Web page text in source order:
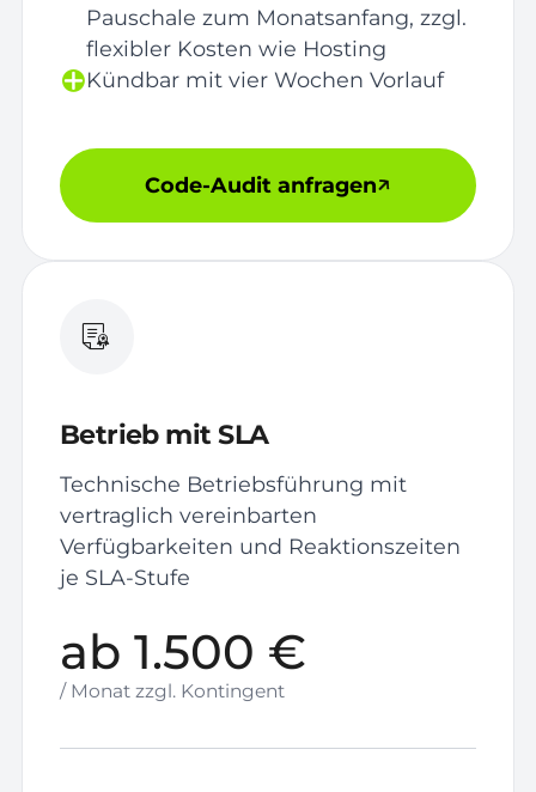
Pauschale zum Monatsanfang, zzgl.
flexibler Kosten wie Hosting
Kündbar mit vier Wochen Vorlauf
Code-Audit anfragen
Betrieb mit SLA
Technische Betriebsführung mit
vertraglich vereinbarten
Verfügbarkeiten und Reaktionszeiten
je SLA-Stufe
ab 1.500 €
/ Monat zzgl. Kontingent